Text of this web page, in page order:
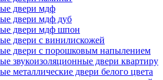
двери мдф
двери мдф дуб
двери мдф шпон
двери с винилискожей
двери с порошковым напылением
звукоизоляционные двери квартиру
металлические двери белого цвета